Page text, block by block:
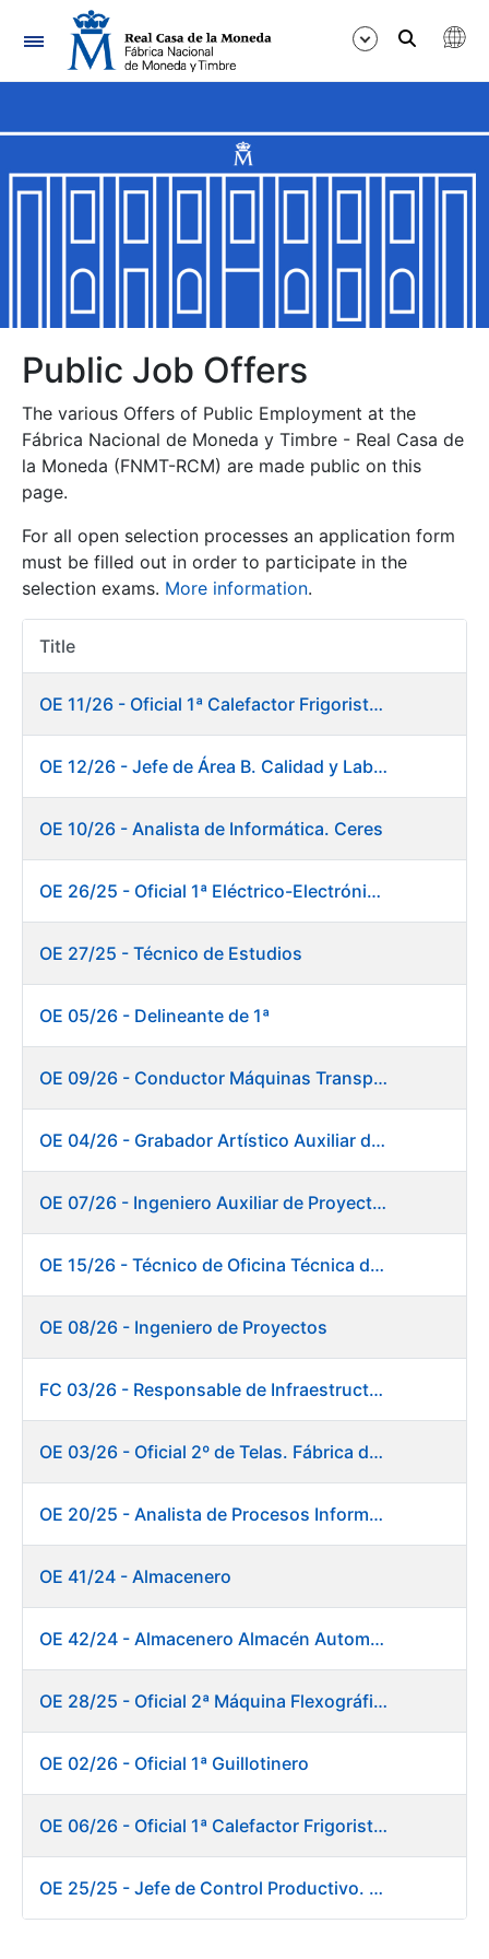
Navigation
Show/Hide
Show/Hide
Show/Hide
Show/Hide
Show/Hide
Show/Hide
Show/Hide
Public Job Offers
The various Offers of Public Employment at the
Fábrica Nacional de Moneda y Timbre - Real Casa de
la Moneda (FNMT-RCM) are made public on this
page.
For all open selection processes an application form
must be filled out in order to participate in the
selection exams. More information.
Title
Item
OE 11/26 - Oficial 1ª Calefactor Frigorista. Fábrica de Papel
OE 12/26 - Jefe de Área B. Calidad y Laboratorio
OE 10/26 - Analista de Informática. Ceres
OE 26/25 - Oficial 1ª Eléctrico-Electrónico. Fábrica de Papel
OE 27/25 - Técnico de Estudios
OE 05/26 - Delineante de 1ª
OE 09/26 - Conductor Máquinas Transportadoras Elevadoras. Fábrica de Papel
OE 04/26 - Grabador Artístico Auxiliar de Originales
OE 07/26 - Ingeniero Auxiliar de Proyectos. Ceres
OE 15/26 - Técnico de Oficina Técnica de Producto. Fábrica de Papel
OE 08/26 - Ingeniero de Proyectos
FC 03/26 - Responsable de Infraestructuras de TI
OE 03/26 - Oficial 2º de Telas. Fábrica de Papel
OE 20/25 - Analista de Procesos Informáticos
OE 41/24 - Almacenero
OE 42/24 - Almacenero Almacén Automático
OE 28/25 - Oficial 2ª Máquina Flexográfica y Finalizado
OE 02/26 - Oficial 1ª Guillotinero
OE 06/26 - Oficial 1ª Calefactor Frigorista. Fábrica de Papel
OE 25/25 - Jefe de Control Productivo. Fábrica de Papel